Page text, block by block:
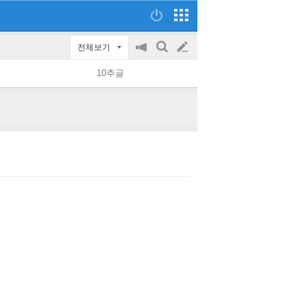
전체보기
공
on/off
검
글
쓰
10추글